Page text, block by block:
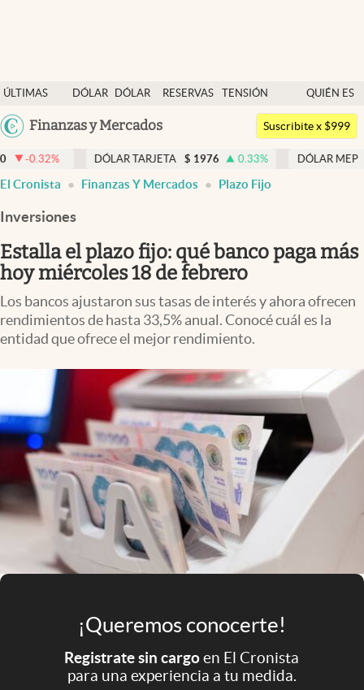
ÚLTIMAS
NOTICIAS
DÓLAR
DÓLAR
RESERVAS
TENSIÓN
GEOPOLÍTICA
QUIÉN ES
QUIÉN
Argentina
Uruguay
Finanzas y Mercados
Dólar
Members
Economía y Política
Finanzas y Mercados
Mercados Online
Negocios
Columnistas
Otras secciones
Apertura
Infotechnology
Clase
Clima
Mundial 2026
Eventos Corporativos
El Cronista Studio
Suscribite x $999
DÓLAR TARJETA $ 1976 0.33 % DÓLAR MEP 1518,45 -
El Cronista Finanzas Y Mercados Plazo Fijo
Inversiones
Estalla el plazo fijo: qué banco paga más
hoy miércoles 18 de febrero
Los bancos ajustaron sus tasas de interés y ahora ofrecen
rendimientos de hasta 33,5% anual. Conocé cuál es la
entidad que ofrece el mejor rendimiento.
¡Queremos conocerte!
Registrate sin cargoen El Cronista
para una experiencia a tu medida.